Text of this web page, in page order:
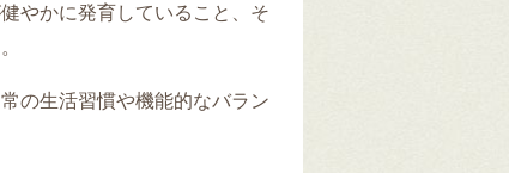
やかに発育していること、そ
の生活習慣や機能的なバラン